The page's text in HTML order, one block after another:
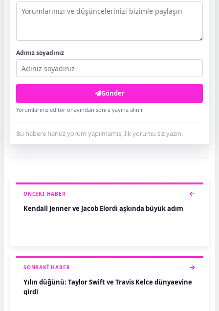
Adınız soyadınız
Gönder
Yorumlarınız editör onayından sonra yayına alınır.
Bu habere henüz yorum yapılmamış. İlk yorumu siz yazın.
ÖNCEKI HABER
Kendall Jenner ve Jacob Elordi aşkında büyük adım
SONRAKI HABER
Yılın düğünü: Taylor Swift ve Travis Kelce dünyaevine
girdi